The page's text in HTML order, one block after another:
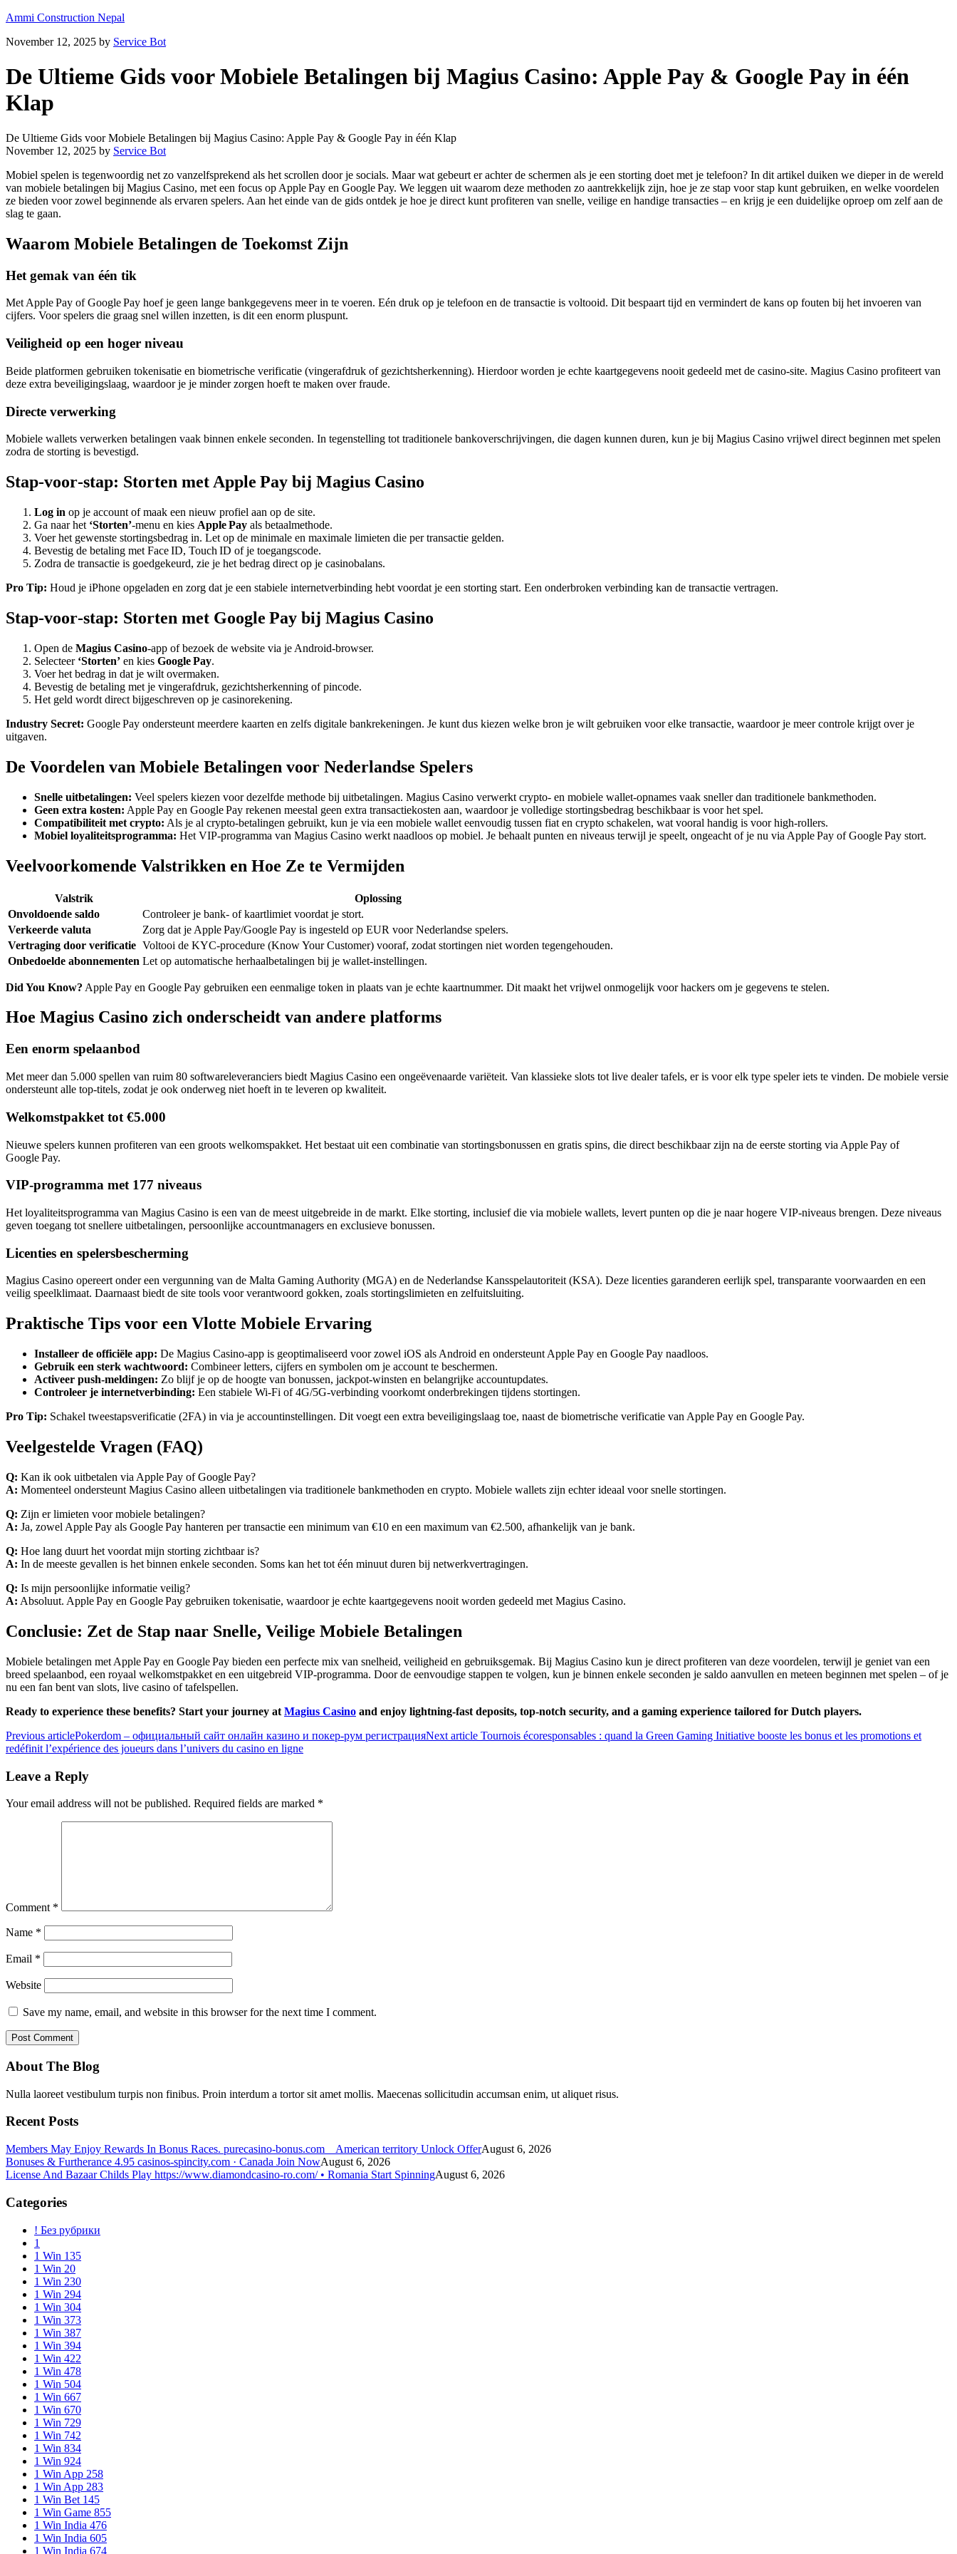
Ammi Construction Nepal
November 12, 2025 by Service Bot
De Ultieme Gids voor Mobiele Betalingen bij Magius Casino: Apple Pay & Google Pay in één
Klap
De Ultieme Gids voor Mobiele Betalingen bij Magius Casino: Apple Pay & Google Pay in één Klap
November 12, 2025 by Service Bot
Mobiel spelen is tegenwoordig net zo vanzelfsprekend als het scrollen door je socials. Maar wat gebeurt er achter de schermen als je een storting doet met je telefoon? In dit artikel duiken we dieper in de wereld
van mobiele betalingen bij Magius Casino, met een focus op Apple Pay en Google Pay. We leggen uit waarom deze methoden zo aantrekkelijk zijn, hoe je ze stap voor stap kunt gebruiken, en welke voordelen
ze bieden voor zowel beginnende als ervaren spelers. Aan het einde van de gids ontdek je hoe je direct kunt profiteren van snelle, veilige en handige transacties – en krijg je een duidelijke oproep om zelf aan de
slag te gaan.
Waarom Mobiele Betalingen de Toekomst Zijn
Het gemak van één tik
Met Apple Pay of Google Pay hoef je geen lange bankgegevens meer in te voeren. Eén druk op je telefoon en de transactie is voltooid. Dit bespaart tijd en vermindert de kans op fouten bij het invoeren van
cijfers. Voor spelers die graag snel willen inzetten, is dit een enorm pluspunt.
Veiligheid op een hoger niveau
Beide platformen gebruiken tokenisatie en biometrische verificatie (vingerafdruk of gezichtsherkenning). Hierdoor worden je echte kaartgegevens nooit gedeeld met de casino‑site. Magius Casino profiteert van
deze extra beveiligingslaag, waardoor je je minder zorgen hoeft te maken over fraude.
Directe verwerking
Mobiele wallets verwerken betalingen vaak binnen enkele seconden. In tegenstelling tot traditionele bankoverschrijvingen, die dagen kunnen duren, kun je bij Magius Casino vrijwel direct beginnen met spelen
zodra de storting is bevestigd.
Stap‑voor‑stap: Storten met Apple Pay bij Magius Casino
Log in op je account of maak een nieuw profiel aan op de site.
Ga naar het ‘Storten’‑menu en kies Apple Pay als betaalmethode.
Voer het gewenste stortingsbedrag in. Let op de minimale en maximale limieten die per transactie gelden.
Bevestig de betaling met Face ID, Touch ID of je toegangscode.
Zodra de transactie is goedgekeurd, zie je het bedrag direct op je casinobalans.
Pro Tip: Houd je iPhone opgeladen en zorg dat je een stabiele internetverbinding hebt voordat je een storting start. Een onderbroken verbinding kan de transactie vertragen.
Stap‑voor‑stap: Storten met Google Pay bij Magius Casino
Open de Magius Casino‑app of bezoek de website via je Android‑browser.
Selecteer ‘Storten’ en kies Google Pay.
Voer het bedrag in dat je wilt overmaken.
Bevestig de betaling met je vingerafdruk, gezichtsherkenning of pincode.
Het geld wordt direct bijgeschreven op je casinorekening.
Industry Secret: Google Pay ondersteunt meerdere kaarten en zelfs digitale bankrekeningen. Je kunt dus kiezen welke bron je wilt gebruiken voor elke transactie, waardoor je meer controle krijgt over je
uitgaven.
De Voordelen van Mobiele Betalingen voor Nederlandse Spelers
Snelle uitbetalingen: Veel spelers kiezen voor dezelfde methode bij uitbetalingen. Magius Casino verwerkt crypto‑ en mobiele wallet‑opnames vaak sneller dan traditionele bankmethoden.
Geen extra kosten: Apple Pay en Google Pay rekenen meestal geen extra transactiekosten aan, waardoor je volledige stortingsbedrag beschikbaar is voor het spel.
Compatibiliteit met crypto: Als je al crypto‑betalingen gebruikt, kun je via een mobiele wallet eenvoudig tussen fiat en crypto schakelen, wat vooral handig is voor high‑rollers.
Mobiel loyaliteitsprogramma: Het VIP‑programma van Magius Casino werkt naadloos op mobiel. Je behaalt punten en niveaus terwijl je speelt, ongeacht of je nu via Apple Pay of Google Pay stort.
Veelvoorkomende Valstrikken en Hoe Ze te Vermijden
Valstrik
Oplossing
Onvoldoende saldo
Controleer je bank- of kaartlimiet voordat je stort.
Verkeerde valuta
Zorg dat je Apple Pay/Google Pay is ingesteld op EUR voor Nederlandse spelers.
Vertraging door verificatie Voltooi de KYC‑procedure (Know Your Customer) vooraf, zodat stortingen niet worden tegengehouden.
Onbedoelde abonnementen Let op automatische herhaalbetalingen bij je wallet‑instellingen.
Did You Know? Apple Pay en Google Pay gebruiken een eenmalige token in plaats van je echte kaartnummer. Dit maakt het vrijwel onmogelijk voor hackers om je gegevens te stelen.
Hoe Magius Casino zich onderscheidt van andere platforms
Een enorm spelaanbod
Met meer dan 5.000 spellen van ruim 80 softwareleveranciers biedt Magius Casino een ongeëvenaarde variëteit. Van klassieke slots tot live dealer tafels, er is voor elk type speler iets te vinden. De mobiele versie
ondersteunt alle top‑titels, zodat je ook onderweg niet hoeft in te leveren op kwaliteit.
Welkomstpakket tot €5.000
Nieuwe spelers kunnen profiteren van een groots welkomspakket. Het bestaat uit een combinatie van stortingsbonussen en gratis spins, die direct beschikbaar zijn na de eerste storting via Apple Pay of
Google Pay.
VIP‑programma met 177 niveaus
Het loyaliteitsprogramma van Magius Casino is een van de meest uitgebreide in de markt. Elke storting, inclusief die via mobiele wallets, levert punten op die je naar hogere VIP‑niveaus brengen. Deze niveaus
geven toegang tot snellere uitbetalingen, persoonlijke accountmanagers en exclusieve bonussen.
Licenties en spelersbescherming
Magius Casino opereert onder een vergunning van de Malta Gaming Authority (MGA) en de Nederlandse Kansspelautoriteit (KSA). Deze licenties garanderen eerlijk spel, transparante voorwaarden en een
veilig speelklimaat. Daarnaast biedt de site tools voor verantwoord gokken, zoals stortingslimieten en zelfuitsluiting.
Praktische Tips voor een Vlotte Mobiele Ervaring
Installeer de officiële app: De Magius Casino‑app is geoptimaliseerd voor zowel iOS als Android en ondersteunt Apple Pay en Google Pay naadloos.
Gebruik een sterk wachtwoord: Combineer letters, cijfers en symbolen om je account te beschermen.
Activeer push‑meldingen: Zo blijf je op de hoogte van bonussen, jackpot‑winsten en belangrijke accountupdates.
Controleer je internetverbinding: Een stabiele Wi‑Fi of 4G/5G-verbinding voorkomt onderbrekingen tijdens stortingen.
Pro Tip: Schakel tweestapsverificatie (2FA) in via je accountinstellingen. Dit voegt een extra beveiligingslaag toe, naast de biometrische verificatie van Apple Pay en Google Pay.
Veelgestelde Vragen (FAQ)
Q: Kan ik ook uitbetalen via Apple Pay of Google Pay?
A: Momenteel ondersteunt Magius Casino alleen uitbetalingen via traditionele bankmethoden en crypto. Mobiele wallets zijn echter ideaal voor snelle stortingen.
Q: Zijn er limieten voor mobiele betalingen?
A: Ja, zowel Apple Pay als Google Pay hanteren per transactie een minimum van €10 en een maximum van €2.500, afhankelijk van je bank.
Q: Hoe lang duurt het voordat mijn storting zichtbaar is?
A: In de meeste gevallen is het binnen enkele seconden. Soms kan het tot één minuut duren bij netwerkvertragingen.
Q: Is mijn persoonlijke informatie veilig?
A: Absoluut. Apple Pay en Google Pay gebruiken tokenisatie, waardoor je echte kaartgegevens nooit worden gedeeld met Magius Casino.
Conclusie: Zet de Stap naar Snelle, Veilige Mobiele Betalingen
Mobiele betalingen met Apple Pay en Google Pay bieden een perfecte mix van snelheid, veiligheid en gebruiksgemak. Bij Magius Casino kun je direct profiteren van deze voordelen, terwijl je geniet van een
breed spelaanbod, een royaal welkomstpakket en een uitgebreid VIP‑programma. Door de eenvoudige stappen te volgen, kun je binnen enkele seconden je saldo aanvullen en meteen beginnen met spelen – of je
nu een fan bent van slots, live casino of tafelspellen.
Ready to experience these benefits? Start your journey at Magius Casino and enjoy lightning‑fast deposits, top‑notch security, and a gaming experience tailored for Dutch players.
Previous articlePokerdom – официальный сайт онлайн казино и покер-рум регистрацияNext article Tournois écoresponsables : quand la Green Gaming Initiative booste les bonus et les promotions et
redéfinit l’expérience des joueurs dans l’univers du casino en ligne
Leave a Reply
Your email address will not be published. Required fields are marked *
Comment *
Name *
Email *
Website
Save my name, email, and website in this browser for the next time I comment.
About The Blog
Nulla laoreet vestibulum turpis non finibus. Proin interdum a tortor sit amet mollis. Maecenas sollicitudin accumsan enim, ut aliquet risus.
Recent Posts
Members May Enjoy Rewards In Bonus Races. purecasino-bonus.com _ American territory Unlock OfferAugust 6, 2026
Bonuses & Furtherance 4.95 casinos-spincity.com · Canada Join NowAugust 6, 2026
License And Bazaar Childs Play https://www.diamondcasino-ro.com/ • Romania Start SpinningAugust 6, 2026
Categories
! Без рубрики
1
1 Win 135
1 Win 20
1 Win 230
1 Win 294
1 Win 304
1 Win 373
1 Win 387
1 Win 394
1 Win 422
1 Win 478
1 Win 504
1 Win 667
1 Win 670
1 Win 729
1 Win 742
1 Win 834
1 Win 924
1 Win App 258
1 Win App 283
1 Win Bet 145
1 Win Game 855
1 Win India 476
1 Win India 605
1 Win India 674